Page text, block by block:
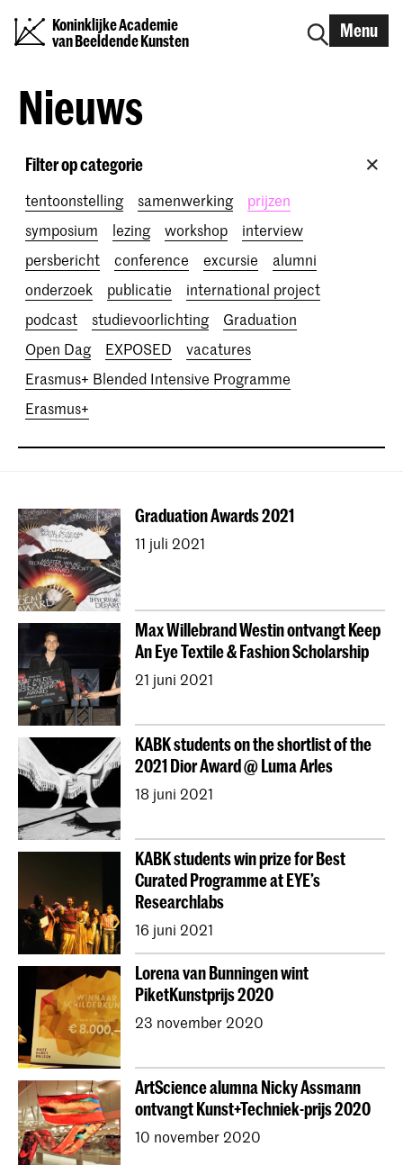
Koninklijke Academie
van Beeldende Kunsten
Menu
Nieuws
Filter op categorie
tentoonstelling samenwerking
prijzen
symposium
lezing workshop
interview
persbericht
conference excursie
alumni
onderzoek
publicatie
international project
podcast
studievoorlichting
Graduation
Open Dag
EXPOSED
vacatures
Erasmus+ Blended Intensive Programme
Erasmus+
Graduation Awards 2021
11 juli 2021
Max Willebrand Westin ontvangt Keep
An Eye Textile & Fashion Scholarship
21 juni 2021
KABK students on the shortlist of the
2021 Dior Award @ Luma Arles
18 juni 2021
KABK students win prize for Best
Curated Programme at EYE’s
Researchlabs
16 juni 2021
Lorena van Bunningen wint
PiketKunstprijs 2020
23 november 2020
ArtScience alumna Nicky Assmann
ontvangt Kunst+Techniek-prijs 2020
10 november 2020